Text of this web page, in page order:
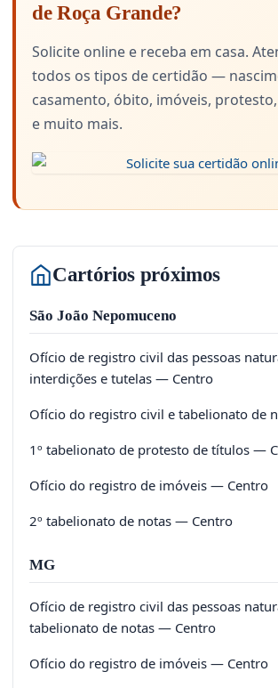
de Roça Grande?
Solicite online e receba em casa.
todos os tipos de certidão —
casamento, óbito, imóveis,
e muito mais.
Cartórios próximos
São João Nepomuceno
Ofício de registro civil das pessoas
interdições e tutelas — Centro
Ofício do registro civil e tabelionato de
1º tabelionato de protesto de títulos —
Ofício do registro de imóveis — Centro
2º tabelionato de notas — Centro
MG
Ofício de registro civil das pessoas
tabelionato de notas — Centro
Ofício do registro de imóveis — Centro